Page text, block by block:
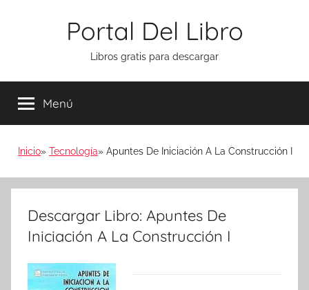
Portal Del Libro
Libros gratis para descargar
Menú
Inicio Tecnología Apuntes De Iniciación A La Construcción I
Descargar Libro: Apuntes De
Iniciación A La Construcción I